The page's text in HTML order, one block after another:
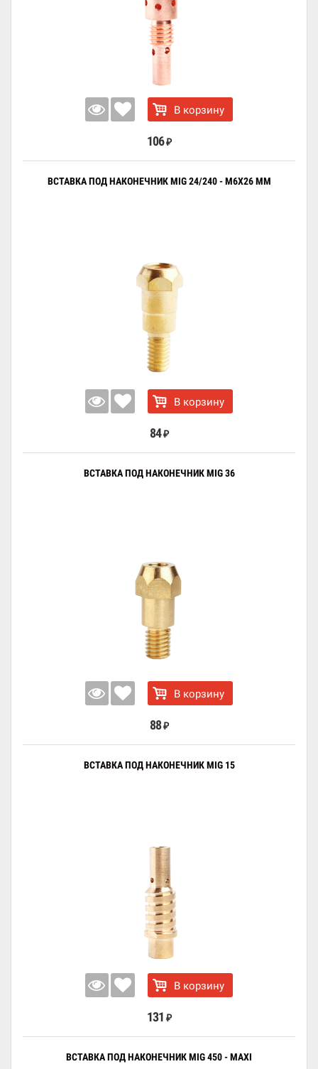
В корзину
106 ₽
ВСТАВКА ПОД НАКОНЕЧНИК MIG 24/240 - М6Х26 ММ
В корзину
84 ₽
ВСТАВКА ПОД НАКОНЕЧНИК MIG 36
В корзину
88 ₽
ВСТАВКА ПОД НАКОНЕЧНИК MIG 15
В корзину
131 ₽
ВСТАВКА ПОД НАКОНЕЧНИК MIG 450 - MAXI